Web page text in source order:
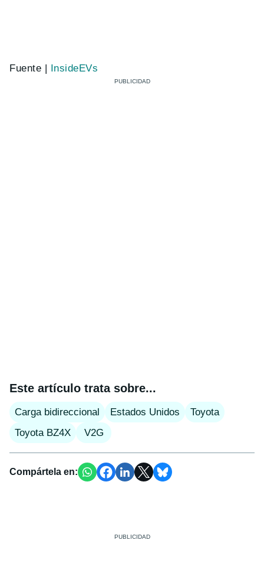
Fuente | InsideEVs
Este artículo trata sobre...
Carga bidireccional Estados Unidos
Toyota
Toyota BZ4X
V2G
Compártela en: